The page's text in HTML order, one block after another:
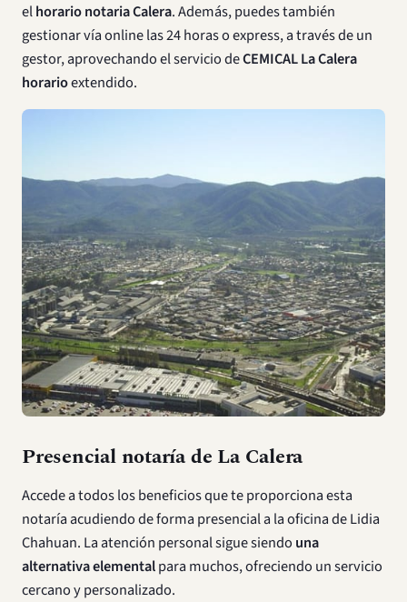
elhorario notaria Calera. Además, puedes también
gestionar vía online las 24 horas o express, a través de un
gestor, aprovechando el servicio deCEMICAL La Calera
horarioextendido.
Presencial notaría de La Calera
Accede a todos los beneficios que te proporciona esta
notaría acudiendo de forma presencial a la oficina de Lidia
Chahuan. La atención personal sigue siendo una
alternativa elementalpara muchos, ofreciendo un servicio
cercano y personalizado.